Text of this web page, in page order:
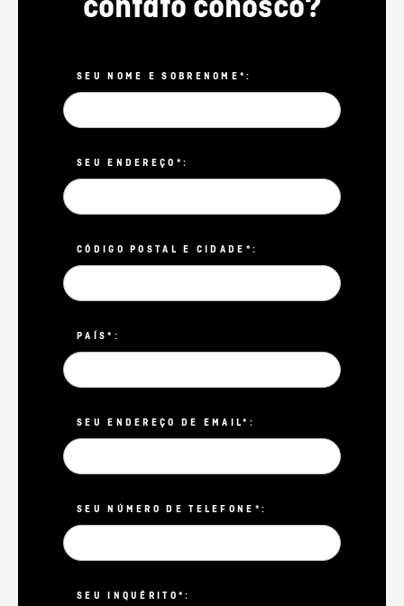
SEU NOME E SOBRENOME*:
SEU ENDEREÇO*:
CÓDIGO POSTAL E CIDADE*:
PAÍS*:
SEU ENDEREÇO ​​DE EMAIL*:
SEU NÚMERO DE TELEFONE*:
SEU INQUÉRITO*: